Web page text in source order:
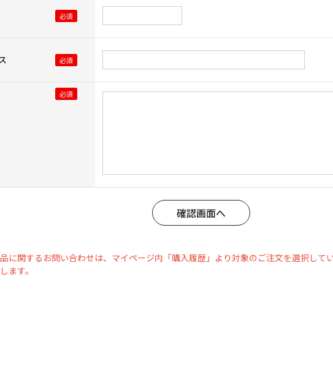
に関するお問い合わせは、マイページ内「購入履歴」より対象のご注文を選択して
ます。